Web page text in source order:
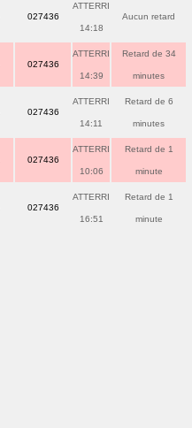
027436
ATTERRI
14:18
Aucun retard
027436
ATTERRI
14:39
Retard de 34
minutes
027436
ATTERRI
14:11
Retard de 6
minutes
027436
ATTERRI
10:06
Retard de 1
minute
027436
ATTERRI
16:51
Retard de 1
minute